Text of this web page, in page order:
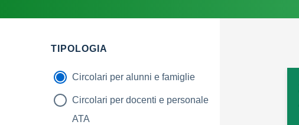
TIPOLOGIA
Circolari per alunni e famiglie
Circolari per docenti e personale
ATA